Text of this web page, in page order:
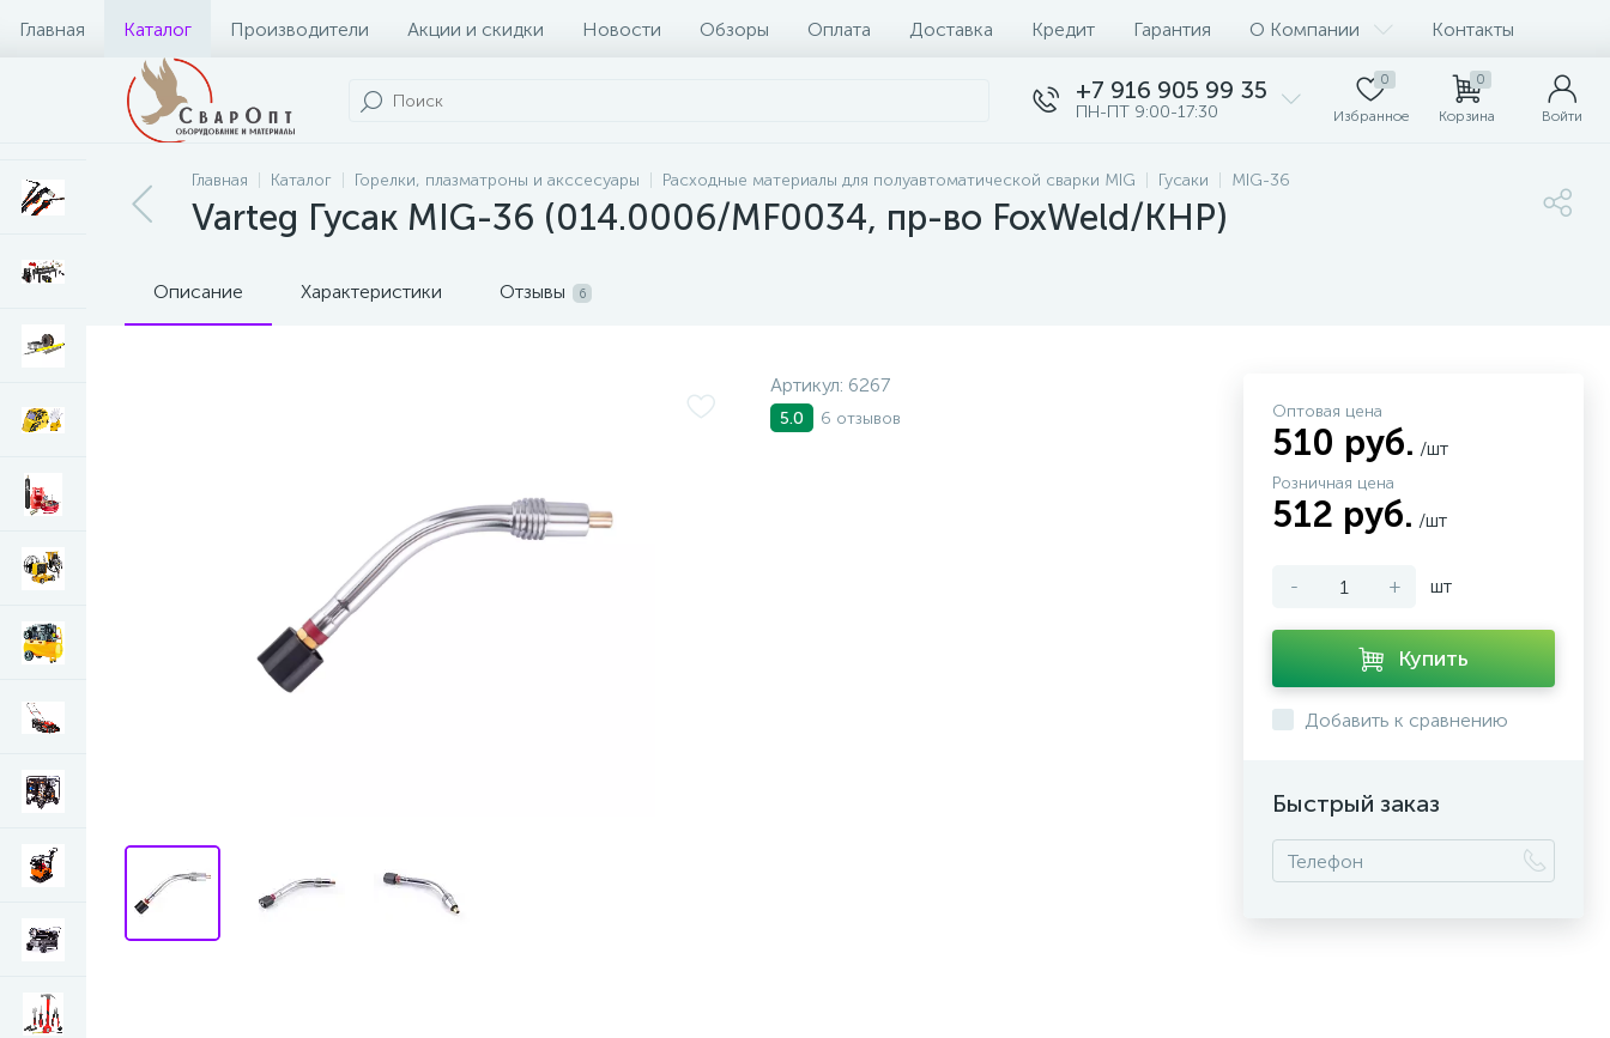
Главная Каталог Производители Акции и скидки Новости Обзоры Оплата Доставка Кредит Гарантия О Компании Контакты
+7 916 905 99 35
ПН-ПТ 9:00-17:30
0
Избранное
0
Корзина Войти
Главная Каталог Горелки, плазматроны и акссесуары Расходные материалы для полуавтоматической сварки MIG Гусаки MIG-36
Varteg Гусак MIG-36 (014.0006/MF0034, пр-во FoxWeld/КНР)
Описание Характеристики Отзывы 6
Артикул: 6267
5.0 6 отзывов Оптовая цена
510 руб. /шт
Розничная цена
512 руб. /шт
- + шт
Купить
Добавить к сравнению
Быстрый заказ